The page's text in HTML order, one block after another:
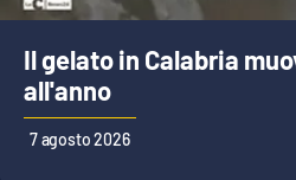
Leggendo Alvaro insieme
Imprese Di Calabria
Il gelato in Calabria
all'anno
7 agosto 2026